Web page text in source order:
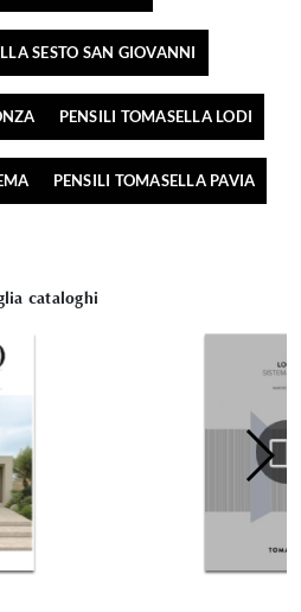
SESTO SAN GIOVANNI
PENSILI TOMASELLA LODI
PENSILI TOMASELLA PAVIA
cataloghi